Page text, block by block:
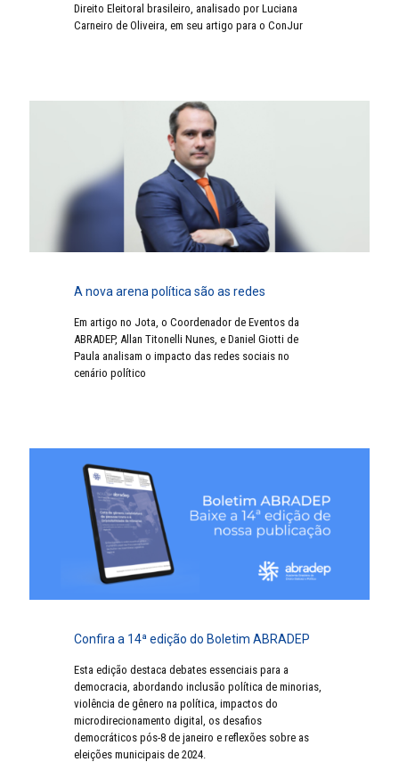
Direito Eleitoral brasileiro, analisado por Luciana
Carneiro de Oliveira, em seu artigo para o ConJur
A nova arena política são as redes
Em artigo no Jota, o Coordenador de Eventos da
ABRADEP, Allan Titonelli Nunes, e Daniel Giotti de
Paula analisam o impacto das redes sociais no
cenário político
Confira a 14ª edição do Boletim ABRADEP
Esta edição destaca debates essenciais para a
democracia, abordando inclusão política de minorias,
violência de gênero na política, impactos do
microdirecionamento digital, os desafios
democráticos pós-8 de janeiro e reflexões sobre as
eleições municipais de 2024.